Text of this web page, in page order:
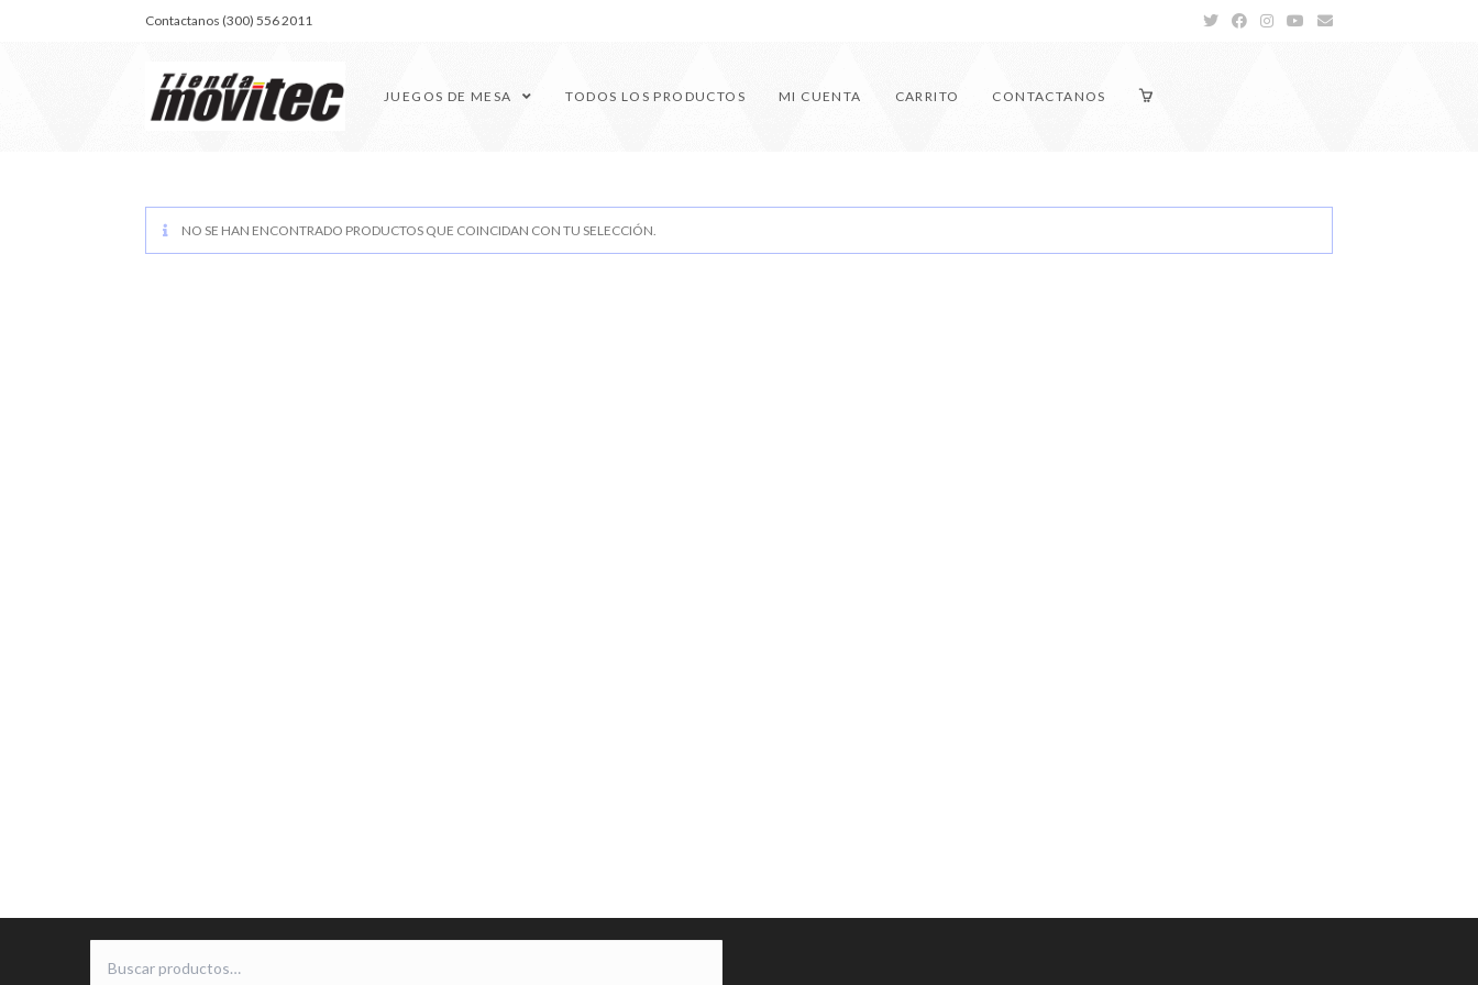
Contactanos (300) 556 2011
JUEGOS DE MESA TODOS LOS PRODUCTOS MI CUENTA CARRITO CONTACTANOS
NO SE HAN ENCONTRADO PRODUCTOS QUE COINCIDAN CON TU SELECCIÓN.